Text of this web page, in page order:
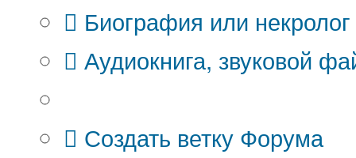
Биография или некролог
Аудиокнига, звуковой
Создать ветку Форума